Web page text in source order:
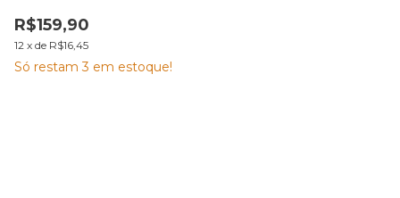
R$159,90
12 x de R$16,45
Só restam3 em estoque!